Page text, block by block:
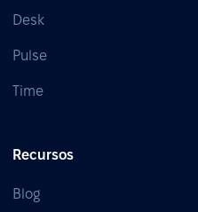
Desk
Pulse
Time
Recursos
Blog